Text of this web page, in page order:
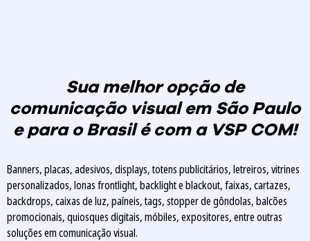
Sua melhor opção de
comunicação visual em São Paulo
e para o Brasil é com a VSP COM!
Banners, placas, adesivos, displays, totens publicitários, letreiros, vitrines
personalizados, lonas frontlight, backlight e blackout, faixas, cartazes,
backdrops, caixas de luz, paíneis, tags, stopper de gôndolas, balcões
promocionais, quiosques digitais, móbiles, expositores, entre outras
soluções em comunicação visual.